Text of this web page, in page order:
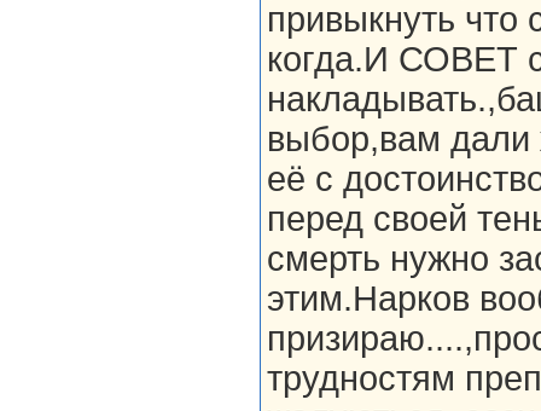
привыкнуть что
когда.И СОВЕТ
выбор,вам дали
её с
перед своей
смерть нужно
этим.Нарков
трудностям